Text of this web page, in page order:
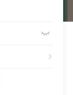

